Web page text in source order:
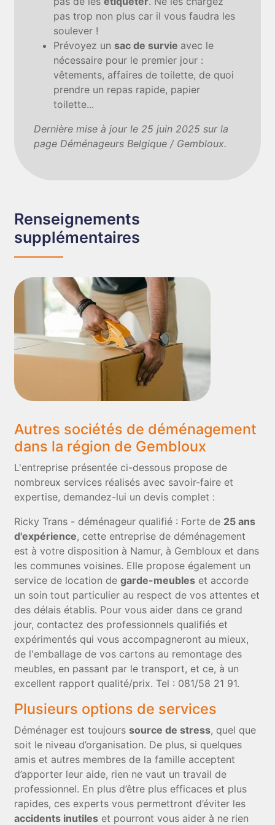
pas trop non plus car il vous faudra les
soulever !
Prévoyez un sac de survie avec le
nécessaire pour le premier jour :
vêtements, affaires de toilette, de quoi
prendre un repas rapide, papier
toilette...
Dernière mise à jour le 25 juin 2025 sur la
page Déménageurs Belgique / Gembloux.
Renseignements
supplémentaires
Autres sociétés de déménagement
dans la région de Gembloux
L'entreprise présentée ci-dessous propose de
nombreux services réalisés avec savoir-faire et
expertise, demandez-lui un devis complet :
Ricky Trans - déménageur qualifié : Forte de 25 ans
d'expérience, cette entreprise de déménagement
est à votre disposition à Namur, à Gembloux et dans
les communes voisines. Elle propose également un
service de location degarde-meubles et accorde
un soin tout particulier au respect de vos attentes et
des délais établis. Pour vous aider dans ce grand
jour, contactez des professionnels qualifiés et
expérimentés qui vous accompagneront au mieux,
de l'emballage de vos cartons au remontage des
meubles, en passant par le transport, et ce, à un
excellent rapport qualité/prix. Tel : 081/58 21 91.
Plusieurs options de services
Déménager est toujourssource de stress, quel que
soit le niveau d’organisation. De plus, si quelques
amis et autres membres de la famille acceptent
d’apporter leur aide, rien ne vaut un travail de
professionnel. En plus d’être plus efficaces et plus
rapides, ces experts vous permettront d’éviter les
accidents inutiles et pourront vous aider à ne rien